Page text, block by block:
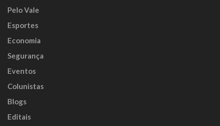
Pelo Vale
Esportes
Economia
Segurança
Eventos
Colunistas
Blogs
Editais